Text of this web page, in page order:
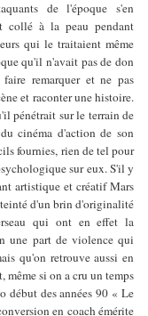
de l'époque s'en
collé à la peau pendant
qui le traitaient même
qu'il n'avait pas de don
remarquer et ne pas
et raconter une histoire.
pénétrait sur le terrain de
cinéma d'action de son
fournies, rien de tel pour
sur eux. S'il y
artistique et créatif Mars
d'un brin d'originalité
qui ont en effet la
une part de violence qui
qu'on retrouve aussi en
même si on a cru un temps
début des années 90 « Le
en coach émérite